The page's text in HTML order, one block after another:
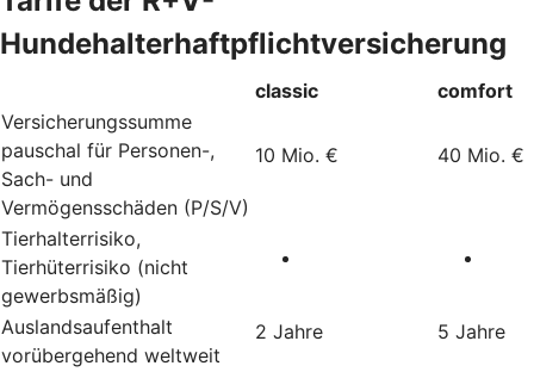
Hundehalterhaftpflichtversicherung
classic
comfort
Versicherungssumme
pauschal für Personen-,
Sach- und
Vermögensschäden (P/S/V)
10 Mio. € 40 Mio. €
Tierhalterrisiko,
Tierhüterrisiko (nicht
gewerbsmäßig)
Auslandsaufenthalt
vorübergehend weltweit
2 Jahre 5 Jahre